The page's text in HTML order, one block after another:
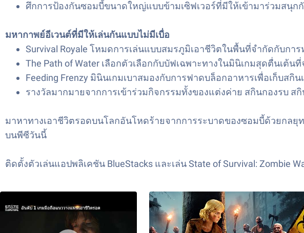
ศึกการป้องกันซอมบี้ขนาดใหญ่แบบข้ามเซิฟเวอร์ที่มีให้เข้ามาร่วมสนุก
มหากาพย์อีเวนต์ที่มีให้เล่นกันแบบไม่มีเบื่อ
Survival Royale โหมดการเล่นแบบสมรภูมิเอาชีวิตในพื้นที่จำกัดกับก
The Path of Water เลือกตัวเลือกกับบัฟเฉพาะทางในมินิเกมสุดตื่นเต้
Feeding Frenzy มินินเกมเบาสมองกับการฟาดบล็อกอาหารเพื่อเก็บสกิน
รางวัลมากมายจากการเข้าร่วมกิจกรรมทั้งของแต่งค่าย สกินกองรบ ส
มาหาทางเอาชีวิตรอดบนโลกอันโหดร้ายจากการระบาดของซอมบี้ด้วยกลยุ
บนพีซีวันนี้
ติดตั้งตัวเล่นแอปพลิเคชัน BlueStacks และเล่นState of Survival: Zombie